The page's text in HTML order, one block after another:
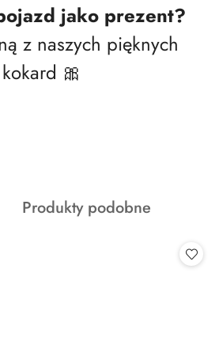
jako prezent?
z naszych pięknych
kokard 🎀
Produkty
Produkty podobne